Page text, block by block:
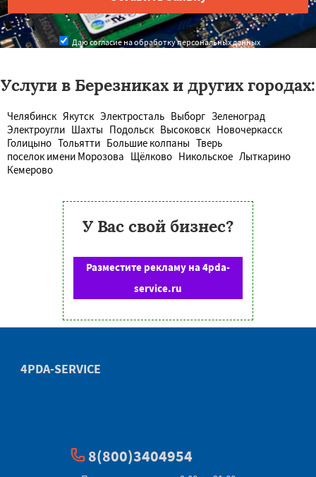
Даю согласие на обработку персональных данных
Услуги в Березниках и других городах:
Челябинск Якутск Электросталь Выборг Зеленоград
Электроугли Шахты Подольск Высоковск Новочеркасск
Голицыно Тольятти Большие колпаны Тверь
поселок имени Морозова Щёлково Никольское Лыткарино
Кемерово
У Вас свой бизнес?
Разместите рекламу на 4pda-
service.ru
4PDA-SERVICE
8(800)3404954